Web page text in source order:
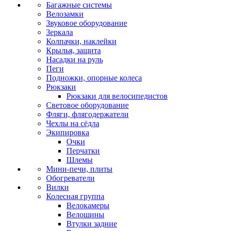
Багажные системы
Велозамки
Звуковое оборудование
Зеркала
Колпачки, наклейки
Крылья, защита
Насадки на руль
Пеги
Подножки, опорные колеса
Рюкзаки
Рюкзаки для велосипедистов
Световое оборудование
Фляги, флягодержатели
Чехлы на сёдла
Экипировка
Очки
Перчатки
Шлемы
Мини-печи, плиты
Обогреватели
Вилки
Колесная группа
Велокамеры
Велошины
Втулки задние